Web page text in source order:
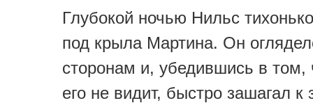
Глубокой ночью Нильс
под крыла Мартина. Он
сторонам и, убедившись в том,
его не видит, быстро зашагал к